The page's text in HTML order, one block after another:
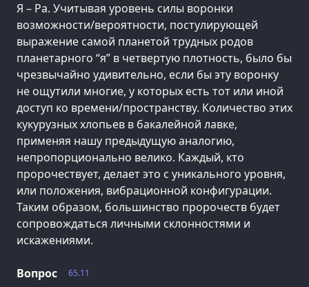
Я – Ра. Учитывая уровень силы воронки
возможности/вероятности, постулирующей
выражение самой планетой трудных родов
планетарного “я” в четвертую плотность, было бы
чрезвычайно удивительно, если бы эту воронку
не ощутили многие, у которых есть тот или иной
доступ ко времени/пространству. Количество этих
кукурузных хлопьев в бакалейной лавке,
применяя нашу предыдущую аналогию,
непропорционально велико. Каждый, кто
пророчествует, делает это с уникального уровня,
или положения, вибрационной конфигурации.
Таким образом, большинство пророчеств будет
сопровождаться личными склонностями и
искажениями.
65.11
Вопрос